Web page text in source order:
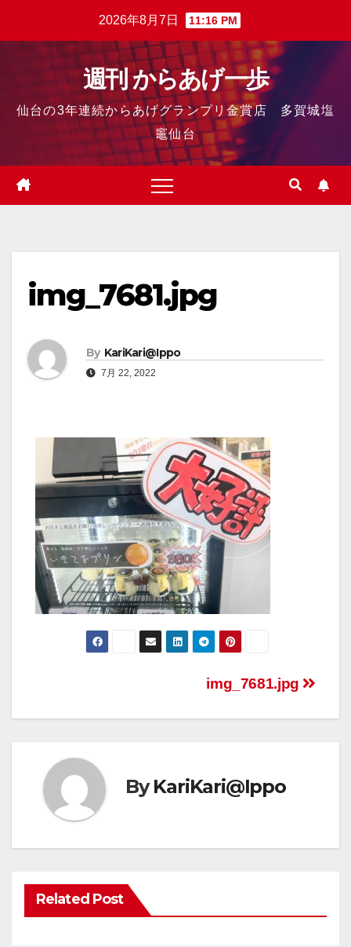
2026年8月7日 11:16 PM
週刊 からあげ一歩
仙台の3年連続からあげグランプリ金賞店 多賀城塩
竈仙台
img_7681.jpg
By KariKari@Ippo
7月 22, 2022
img_7681.jpg
ByKariKari@Ippo
Related Post